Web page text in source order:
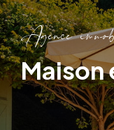
Agence
Maison